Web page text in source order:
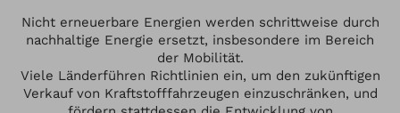
Nicht erneuerbare Energien werden schrittweise durch
nachhaltige Energie ersetzt, insbesondere im Bereich
der Mobilität.
Viele Länderführen Richtlinien ein, um den zukünftigen
Verkauf von Kraftstofffahrzeugen einzuschränken, und